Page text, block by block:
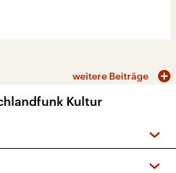
weitere Beiträge
Kultur